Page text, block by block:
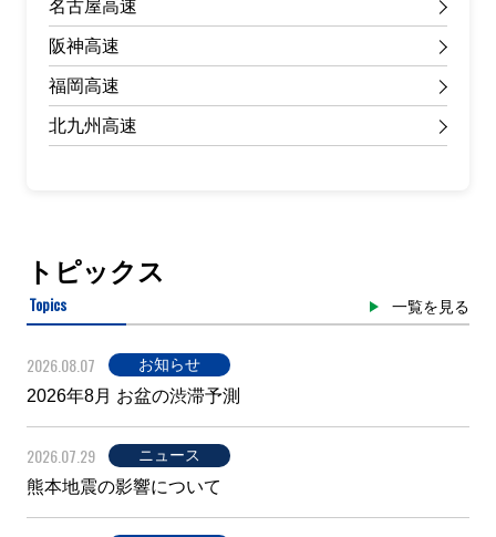
名古屋高速
阪神高速
福岡高速
北九州高速
トピックス
Topics 一覧を見る
2026.08.07 お知らせ
2026年8月 お盆の渋滞予測
2026.07.29 ニュース
熊本地震の影響について